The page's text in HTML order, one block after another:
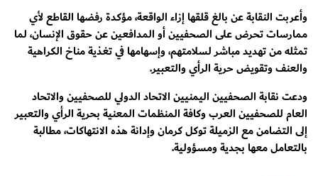
وأعربت النقابة عن بالغ قلقها إزاء الواقعة، مؤكدة رفضها القاطع لأي
ممارسات تحرض على الصحفيين أو المدافعين عن حقوق الإنسان، لما
تمثله من تهديد مباشر لسلامتهم، وإسهامها في تغذية مناخ الكراهية
والعنف وتقويض حرية الرأي والتعبير.
ودعت نقابة الصحفيين اليمنيين الاتحاد الدولي للصحفيين والاتحاد
العام للصحفيين العرب وكافة المنظمات المعنية بحرية الرأي والتعبير
إلى التضامن مع الزميلة توكل كرمان وإدانة هذه الانتهاكات، مطالبة
بالتعامل معها بجدية ومسؤولية.